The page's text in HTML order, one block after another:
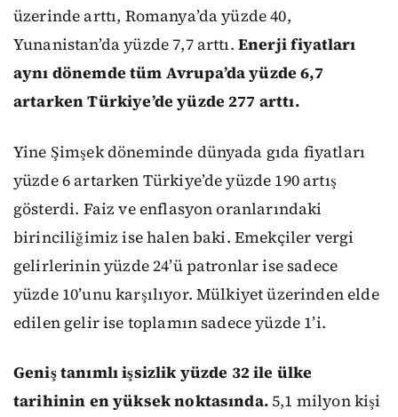
üzerinde arttı, Romanya’da yüzde 40,
Yunanistan’da yüzde 7,7 arttı. Enerji fiyatları
aynı dönemde tüm Avrupa’da yüzde 6,7
artarken Türkiye’de yüzde 277 arttı.
Yine Şimşek döneminde dünyada gıda fiyatları
yüzde 6 artarken Türkiye’de yüzde 190 artış
gösterdi. Faiz ve enflasyon oranlarındaki
birinciliğimiz ise halen baki. Emekçiler vergi
gelirlerinin yüzde 24’ü patronlar ise sadece
yüzde 10’unu karşılıyor. Mülkiyet üzerinden elde
edilen gelir ise toplamın sadece yüzde 1’i.
Geniş tanımlı işsizlik yüzde 32 ile ülke
tarihinin en yüksek noktasında.5,1 milyon kişi